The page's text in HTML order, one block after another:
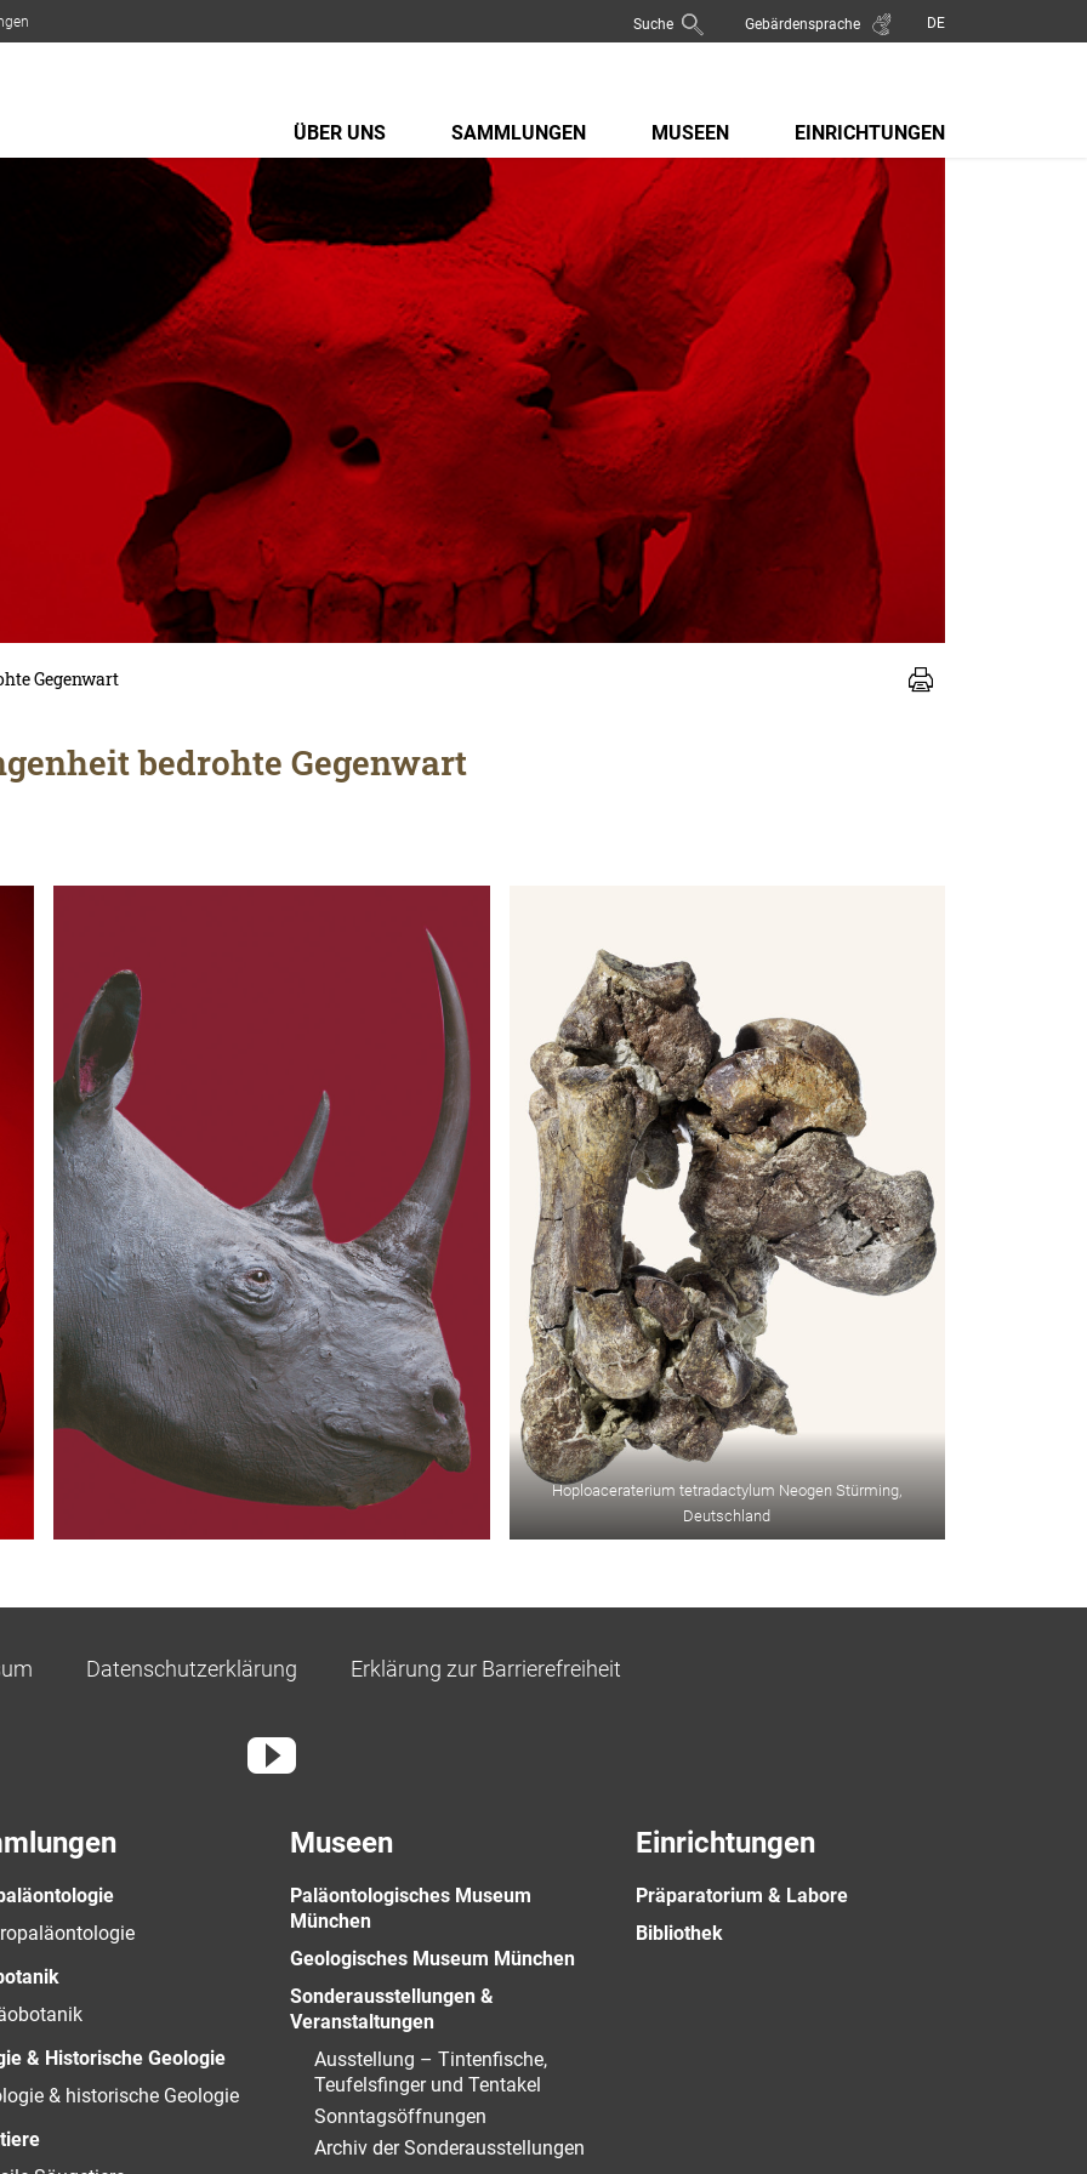
Suche Gebärdensprache
ÜBER UNS SAMMLUNGEN MUSEEN EINRICHTUNGEN
Gegenwart
bedrohte Gegenwart
Hoploaceraterium tetradactylum Neogen Stürming,
Deutschland
Datenschutzerklärung Erklärung zur Barrierefreiheit
& Historische Geologie
& historische Geologie
Museen
Paläontologisches Museum
München
Geologisches Museum München
Sonderausstellungen &
Veranstaltungen
Ausstellung – Tintenfische,
Teufelsfinger und Tentakel
Sonntagsöffnungen
Archiv der Sonderausstellungen
Einrichtungen
Präparatorium & Labore
Bibliothek